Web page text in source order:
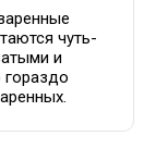
чуть-
и
гораздо